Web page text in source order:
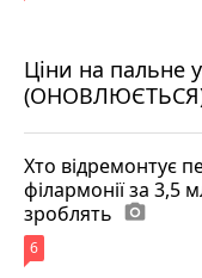
Ціни на пальне
Хто відремонтує
філармонії за 3,5
зроблять photo_camera
6